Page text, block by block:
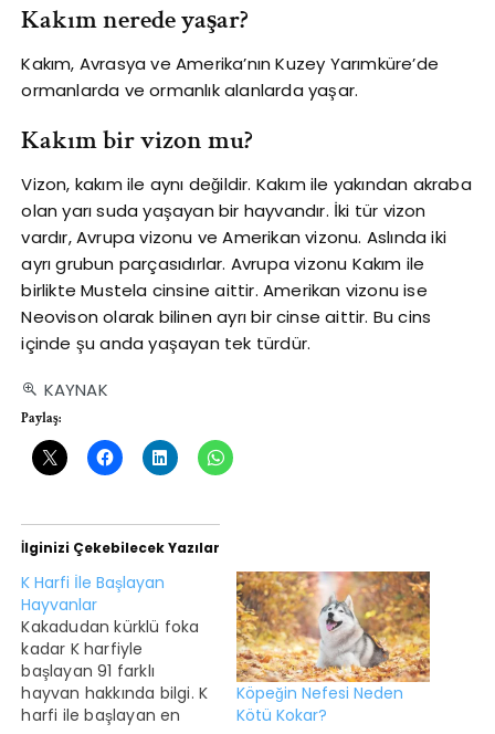
Kakım nerede yaşar?
Kakım, Avrasya ve Amerika’nın Kuzey Yarımküre’de
ormanlarda ve ormanlık alanlarda yaşar.
Kakım bir vizon mu?
Vizon, kakım ile aynı değildir. Kakım ile yakından akraba
olan yarı suda yaşayan bir hayvandır. İki tür vizon
vardır, Avrupa vizonu ve Amerikan vizonu. Aslında iki
ayrı grubun parçasıdırlar. Avrupa vizonu Kakım ile
birlikte Mustela cinsine aittir. Amerikan vizonu ise
Neovison olarak bilinen ayrı bir cinse aittir. Bu cins
içinde şu anda yaşayan tek türdür.
KAYNAK
Paylaş:
İlginizi Çekebilecek Yazılar
K Harfi İle Başlayan
Hayvanlar
Kakadudan kürklü foka
kadar K harfiyle
başlayan 91 farklı
hayvan hakkında bilgi. K
harfi ile başlayan en
Köpeğin Nefesi Neden
Kötü Kokar?